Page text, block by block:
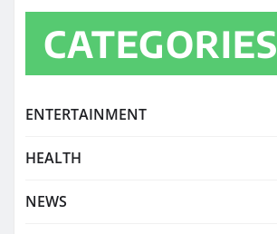
CATEGORIES
ENTERTAINMENT
HEALTH
NEWS